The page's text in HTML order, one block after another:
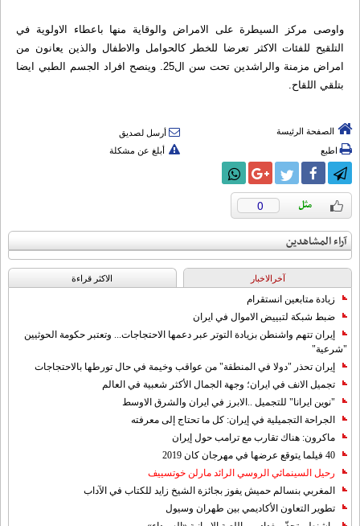
واوصى مركز السيطرة على الامراض والوقاية منها باعطاء الاولوية في
التلقيح للفئات الاكثر تعرضا للخطر كالحوامل والاطفال والذين يعانون من
امراض مزمنة والراشدين تحت سن ال25. وينصح افراد الجسم الطبي ايضا
بتلقي اللقاح.
الصفحة الرئيسة
أرسل لصديق
اطبع
أبلغ عن مشكلة
0
آراء المشاهدين
آخرالاخبار الاکثر قراءة
زيادة متابعين انستقرام
ضبط شبكة لتبييض الاموال في ايران
إيران تتهم واشنطن بزيادة التوتر عبر دعمها الاحتجاجات... وتعتبر حكومة الحوثيين
"شرعية"
إيران تحذر "دولا في المنطقة" من عواقب وخيمة في حال تورطها بالاحتجاجات
تجميل الانف في ايران؛ وجهة الجمال الأكثر شعبية في العالم
"نوين ايرانا" للتجميل ..الابرز في ايران والشرق الاوسط
الجراحة التجميلية في إيران: كل ما تحتاج إلى معرفته
ماكرون: هناك تقارب مع ترامب حول إيران
40 فيلما يتوقع عرضها في مهرجان كان 2019
رحيل السينمائي الروسي الرائد مارلن خوتسييف
المغربي بنسالم حميش يفوز بجائزة الشيخ زايد للكتاب في الآداب
تطوير التعاون الأكاديمي بين طهران وسيول